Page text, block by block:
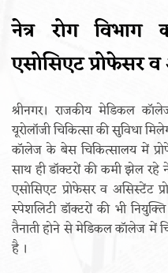
नेत्र रोग विभाग
एसोसिएट प्रोफेसर
श्रीनगर। राजकीय मेडिकल
यूरोलॉजी चिकित्सा की सुविधा
कॉलेज के बेस चिकित्सालय में
साथ ही डॉक्टरों की कमी झेल रहे
एसोसिएट प्रोफेसर व असिस्टेंट
स्पेशलिटी डॉक्टरों की भी
तैनाती होने से मेडिकल कॉलेज में
है ।